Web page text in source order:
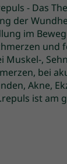
- Das
der
im
und
Muskel-,
bei
Akne,
ist am